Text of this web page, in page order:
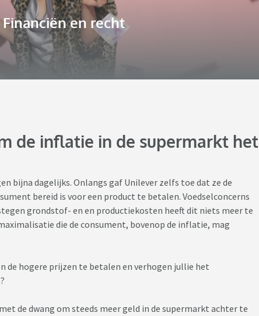
Financiën en recht
de inflatie in de supermarkt het
bijna dagelijks. Onlangs gaf Unilever zelfs toe dat ze de
bereid is voor een product te betalen. Voedselconcerns
grondstof- en en productiekosten heeft dit niets meer te
die de consument, bovenop de inflatie, mag
de hogere prijzen te betalen en verhogen jullie het
de dwang om steeds meer geld in de supermarkt achter te